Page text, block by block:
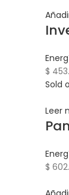
$
Sold
Leer
$